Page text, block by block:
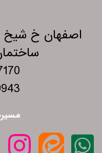
اصفهان خ شیخ
ساختمان 275